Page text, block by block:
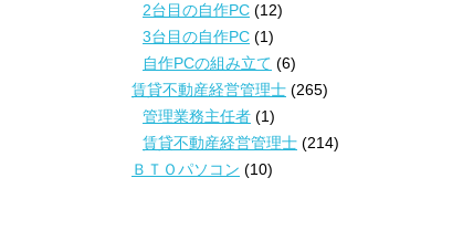
2台目の自作PC (12)
3台目の自作PC (1)
自作PCの組み立て (6)
賃貸不動産経営管理士 (265)
管理業務主任者 (1)
賃貸不動産経営管理士 (214)
ＢＴＯパソコン (10)